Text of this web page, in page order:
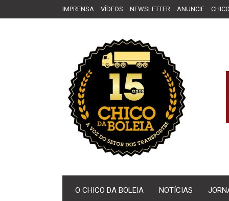
IMPRENSA VÍDEOS NEWSLETTER ANUNCIE
O CHICO DA BOLEIA NOTÍCIAS